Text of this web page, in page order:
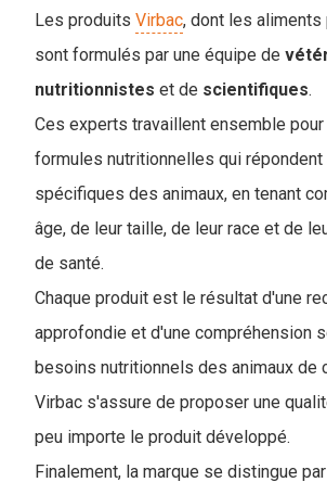
Les produits Virbac, dont les aliments
sont formulés par une équipe de
nutritionnistes et de scientifiques.
Ces experts travaillent ensemble
formules nutritionnelles qui répondent
spécifiques des animaux, en tenant
âge, de leur taille, de leur race et de
de santé.
Chaque produit est le résultat d'une
approfondie et d'une compréhension
besoins nutritionnels des animaux de
Virbac s'assure de proposer une
peu importe le produit développé.
Finalement, la marque se distingue